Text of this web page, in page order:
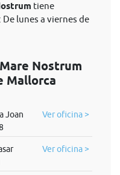
tiene
lunes a viernes de
Nostrum
Mallorca
Joan
Ver oficina >
Ver oficina >